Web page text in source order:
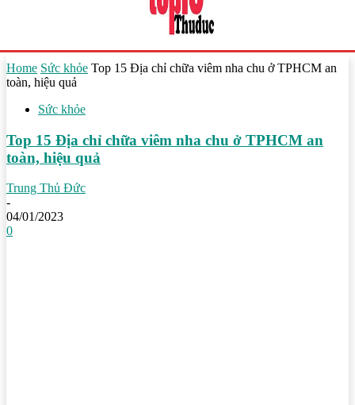
Home Sức khỏe Top 15 Địa chỉ chữa viêm nha chu ở TPHCM an
toàn, hiệu quả
Sức khỏe
Top 15 Địa chỉ chữa viêm nha chu ở TPHCM an
toàn, hiệu quả
Trung Thủ Đức
-
04/01/2023
0